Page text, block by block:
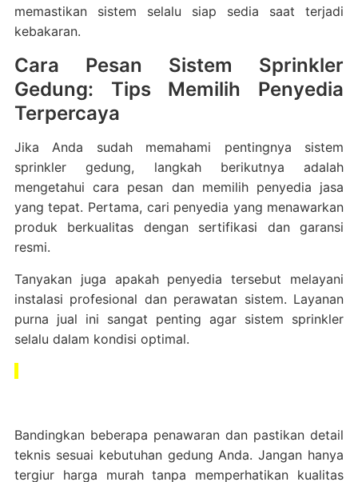
memastikan sistem selalu siap sedia saat terjadi
kebakaran.
Cara Pesan Sistem Sprinkler
Gedung: Tips Memilih Penyedia
Terpercaya
Jika Anda sudah memahami pentingnya sistem
sprinkler gedung, langkah berikutnya adalah
mengetahui cara pesan dan memilih penyedia jasa
yang tepat. Pertama, cari penyedia yang menawarkan
produk berkualitas dengan sertifikasi dan garansi
resmi.
Tanyakan juga apakah penyedia tersebut melayani
instalasi profesional dan perawatan sistem. Layanan
purna jual ini sangat penting agar sistem sprinkler
selalu dalam kondisi optimal.
Bandingkan beberapa penawaran dan pastikan detail
teknis sesuai kebutuhan gedung Anda. Jangan hanya
tergiur harga murah tanpa memperhatikan kualitas